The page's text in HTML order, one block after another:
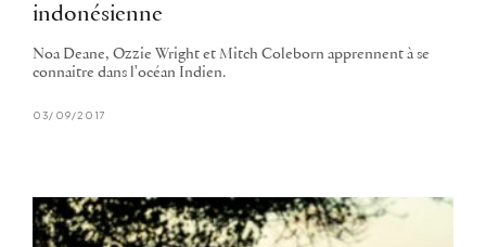
indonésienne
Noa Deane, Ozzie Wright et Mitch Coleborn apprennent à se
connaitre dans l'océan Indien.
03/09/2017